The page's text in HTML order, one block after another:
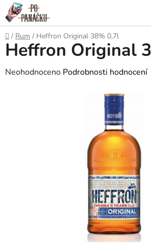
Přejít
na
obsah
Domů
/ Rum / Heffron Original 38% 0,7l
Heffron Original
Průměrné
Neohodnoceno Podrobnosti hodnocení